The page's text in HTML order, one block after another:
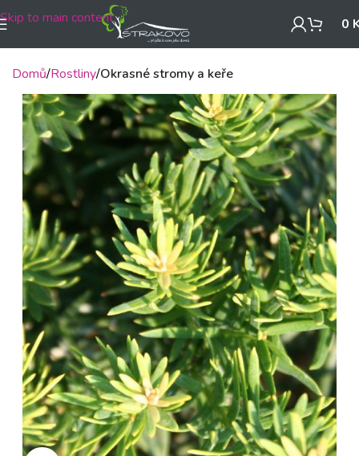
Skip to main content 0
Domů Rostliny Okrasné stromy a keře